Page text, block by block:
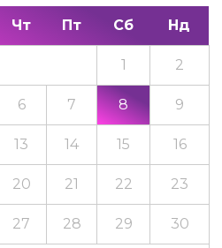
Чт Пт Сб Нд
1 2
6 7 8 9
13 14 15 16
20 21 22 23
27 28 29 30